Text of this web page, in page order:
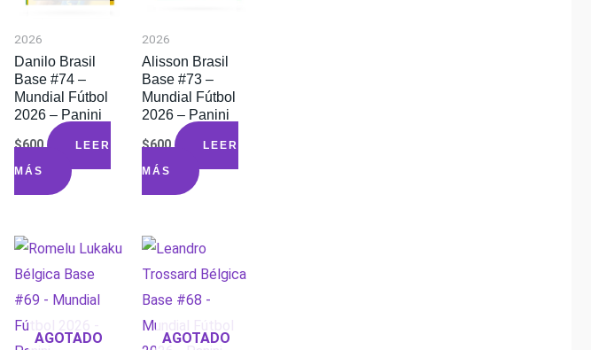
2026
Danilo Brasil
Base #74 –
Mundial Fútbol
2026 – Panini
$600 LEER
MÁS
2026
Alisson Brasil
Base #73 –
Mundial Fútbol
2026 – Panini
$600 LEER
MÁS
AGOTADO AGOTADO